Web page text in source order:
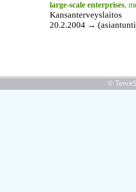
large-scale enterprises,
Kansanterveyslaitos
20.2.2004 →
©